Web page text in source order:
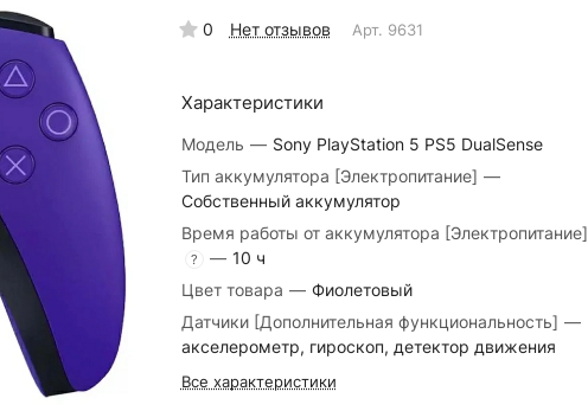
0 Нет отзывов Арт. 9631
Характеристики
Модель — Sony PlayStation 5 PS5 DualSense
Тип аккумулятора [Электропитание] —
Собственный аккумулятор
Время работы от аккумулятора [Электропитание]
? — 10 ч
Цвет товара — Фиолетовый
Датчики [Дополнительная функциональность] —
акселерометр, гироскоп, детектор движения
Все характеристики